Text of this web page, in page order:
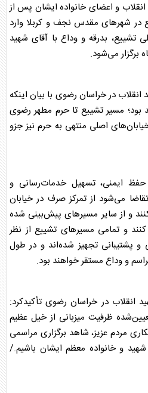
انقلاب و اعضای خانواده ایشان پس از
در شهرهای مقدس نجف و کربلا وارد
بدرقه و وداع با آقای شهید
برگزار می‌شود.
انقلاب در خراسان رضوی با بیان اینکه
بود؛ مسیر تشییع تا حرم مطهر رضوی
اصلی منتهی به حرم نیز جزو
حفظ ایمنی، تسهیل خدمات‌رسانی و
می‌شود از تمرکز صرف در خیابان
و از سایر مسیرهای پیش‌بینی شده
و تمامی مسیرهای تشییع از نظر
و پشتیبانی تجهیز شده‌اند و در طول
و وداع مستقر خواهند بود.
انقلاب در خراسان رضوی تأکیدکرد:
ظرفیت میزبانی از خیل عظیم
مردم عزیز، شاهد برگزاری مراسمی
شهید و خانواده معظم ایشان باشیم./